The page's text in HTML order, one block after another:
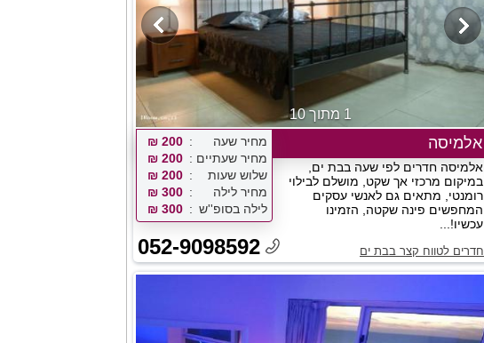
1 מתוך 10
אלמיסה
אלמיסה חדרים לפי שעה בבת ים,
במיקום מרכזי אך שקט, מושלם לבילוי
רומנטי, מתאים גם לאנשי עסקים
המחפשים פינה שקטה, הזמינו
עכשיו!...
חדרים לטווח קצר בבת ים
מחיר שעה
200 ₪
מחיר שעתיים
200 ₪
שלוש שעות
200 ₪
מחיר לילה
300 ₪
לילה בסופ''ש
300 ₪
052-9098592